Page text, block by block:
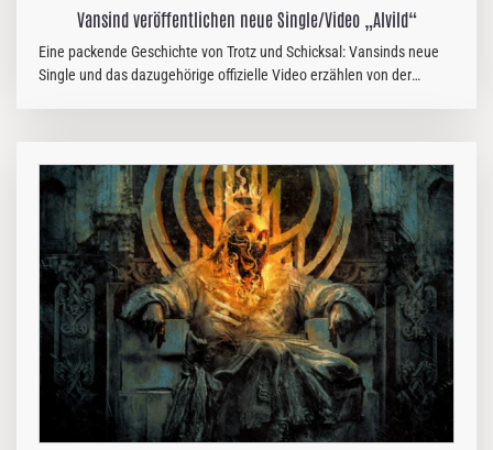
Vansind veröffentlichen neue Single/Video „Alvild“
Eine packende Geschichte von Trotz und Schicksal: Vansinds neue
Single und das dazugehörige offizielle Video erzählen von der
Stahl bahnt. Der Song vereint eindringliche Folkmelodien mit
mitreißenden Riffs und cineastischer Intensität und präsentiert die
Talente der Violinistin Laura Emilie Beck (Ællevild, ex-Huldre) und
Charlie Selvig Jensen an der Mandoline. Beide tragen dazu bei,
dass Vansind die emotionale Wucht von Rebellion, Verlust und
Rache…